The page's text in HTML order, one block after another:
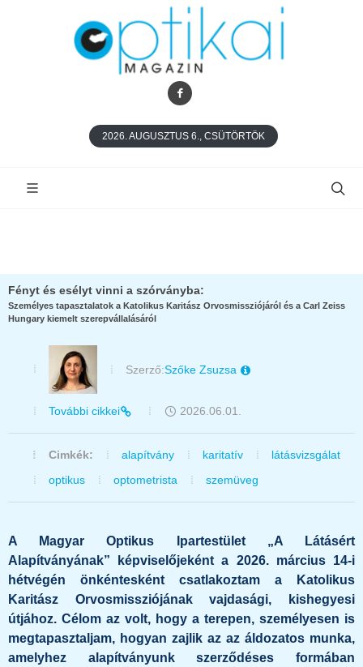
2026. AUGUSZTUS 6., CSÜTÖRTÖK
Fényt és esélyt vinni a szórványba:
Személyes tapasztalatok a Katolikus Karitász Orvosmissziójáról és a Carl Zeiss
Hungary kiemelt szerepvállalásáról
Szerző:Szőke Zsuzsa
További cikkei 2026.06.01.
Cimkék: alapítvány karitatív
látásvizsgálat
optikus
optometrista szemüveg
A Magyar Optikus Ipartestület „A Látásért
Alapítványának” képviselőjeként a 2026. március 14-i
hétvégén önkéntesként csatlakoztam a Katolikus
Karitász Orvosmissziójának vajdasági, kishegyesi
útjához. Célom az volt, hogy a terepen, személyesen is
megtapasztaljam, hogyan zajlik az az áldozatos munka,
amelyhez alapítványunk szerződéses formában